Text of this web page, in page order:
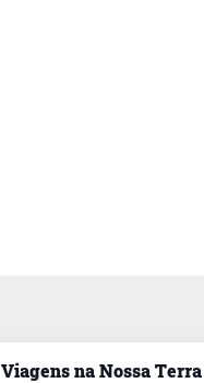
Viagens na Nossa Terra